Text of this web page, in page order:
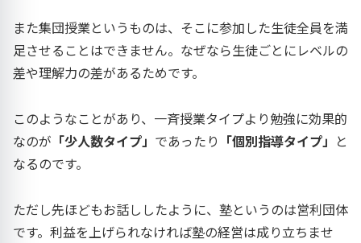
また集団授業というものは、そこに参加した生徒全員を満
足させることはできません。なぜなら生徒ごとにレベルの
差や理解力の差があるためです。
このようなことがあり、一斉授業タイプより勉強に効果的
なのが 「少人数タイプ」 であったり 「個別指導タイプ」 と
なるのです。
ただし先ほどもお話ししたように、塾というのは営利団体
です。利益を上げられなければ塾の経営は成り立ちませ